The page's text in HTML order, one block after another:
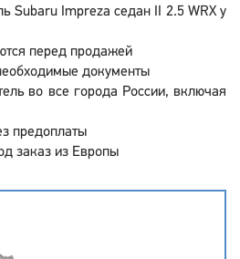
Subaru Impreza седан II 2.5 WRX у
перед продажей
документы
во все города России, включая
предоплаты
заказ из Европы